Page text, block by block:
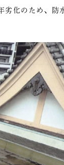
劣化のため、防